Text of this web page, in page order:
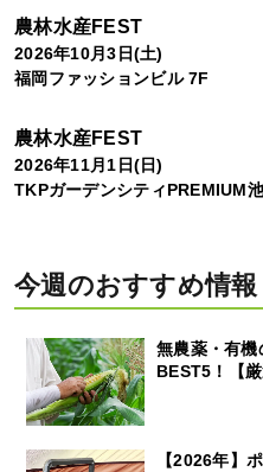
農林水産FEST
2026年10月3日(土)
福岡ファッションビル 7F
農林水産FEST
2026年11月1日(日)
TKPガーデンシティPREMIUM
今週のおすすめ情報
無農薬・有
BEST5！【
【2026年】